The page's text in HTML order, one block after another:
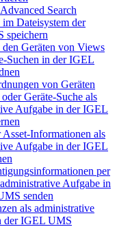
Search
im Dateisystem der
speichern
Geräten von Views
Suchen in der IGEL
von Geräten
Geräte-Suche als
Aufgabe in der IGEL
Asset-Informationen als
Aufgabe in der IGEL
per
Aufgabe in
senden
als administrative
der IGEL UMS